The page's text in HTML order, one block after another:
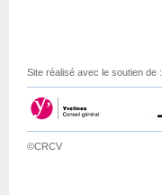
Site réalisé avec le soutien de :
©CRCV